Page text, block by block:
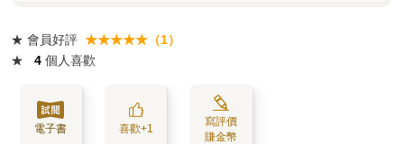
★ 會員好評 ★★★★★（1）
★
4 個人喜歡
電子書 喜歡+1
寫評價
賺金幣